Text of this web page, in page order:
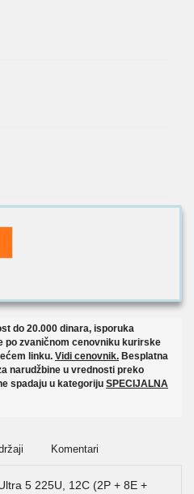
do 20.000 dinara, isporuka
po zvaničnom cenovniku kurirske
linku. Vidi cenovnik. Besplatna
narudžbine u vrednosti preko
spadaju u kategoriju SPECIJALNA
Komentari
5 225U, 12C (2P + 8E +